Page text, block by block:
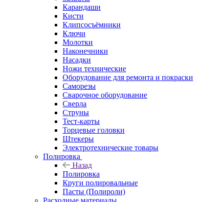
Карандаши
Кисти
Клипсосъёмники
Ключи
Молотки
Наконечники
Насадки
Ножи технические
Оборудование для ремонта и покраски
Саморезы
Сварочное оборудование
Сверла
Струны
Тест-карты
Торцевые головки
Штекеры
Электротехнические товары
Полировка
Назад
Полировка
Круги полировальные
Пасты (Полироли)
Расходные материалы